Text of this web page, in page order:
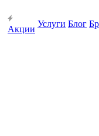
Акции
Услуги Блог